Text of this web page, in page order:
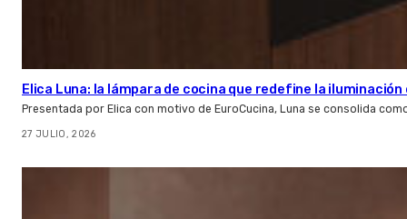
Elica Luna: la lámpara de cocina que redefine la
Presentada por Elica con motivo de EuroCucina, Luna se consolida
27 JULIO, 2026